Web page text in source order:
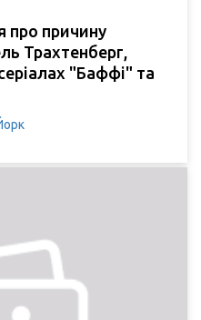
про причину
Трахтенберг,
"Баффі" та